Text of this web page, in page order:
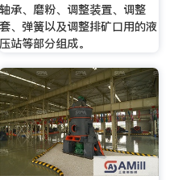
轴承、磨粉、调整装置、调整
套、弹簧以及调整排矿口用的液
压站等部分组成。